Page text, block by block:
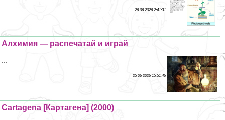
26 06 2026 2:41:31
Алхимия — распечатай и играй
...
25 06 2026 15:51:46
Cartagena [Картагена] (2000)